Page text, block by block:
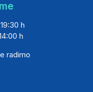
h
h
radimo